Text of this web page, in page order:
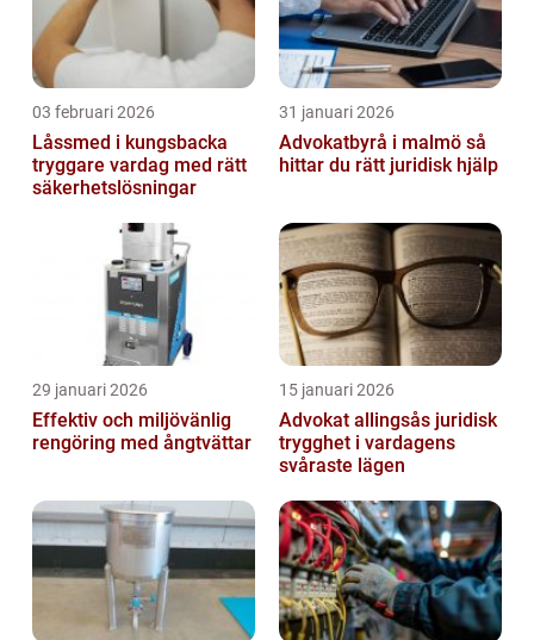
03 februari 2026
Låssmed i kungsbacka
tryggare vardag med rätt
säkerhetslösningar
31 januari 2026
Advokatbyrå i malmö så
hittar du rätt juridisk hjälp
29 januari 2026
Effektiv och miljövänlig
rengöring med ångtvättar
15 januari 2026
Advokat allingsås juridisk
trygghet i vardagens
svåraste lägen